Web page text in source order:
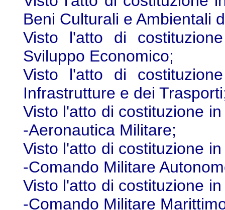
Beni Culturali e Ambientali
Visto l'atto di
Sviluppo Economico;
Visto l'atto di
Infrastrutture e dei
Visto l'atto di costituzione
-Aeronautica Militare;
Visto l'atto di costituzione
-Comando Militare
Visto l'atto di costituzione
-Comando Militare